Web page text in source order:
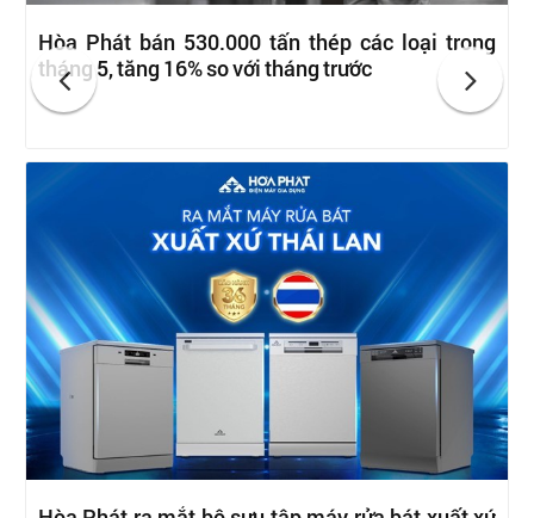
Hòa Phát bán 530.000 tấn thép các loại trong
tháng 5, tăng 16% so với tháng trước